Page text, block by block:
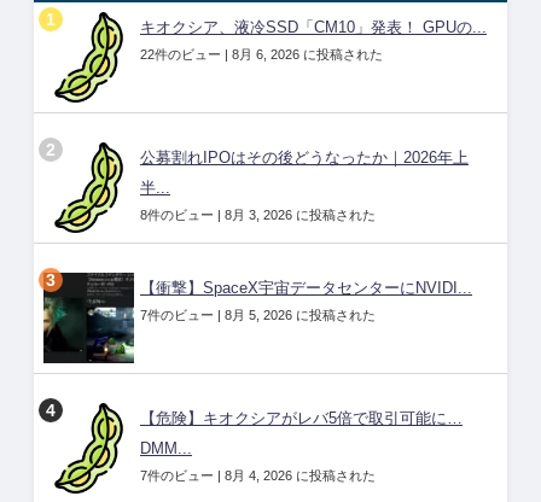
キオクシア、液冷SSD「CM10」発表！ GPUの...
22件のビュー | 8月 6, 2026 に投稿された
公募割れIPOはその後どうなったか｜2026年上
半...
8件のビュー | 8月 3, 2026 に投稿された
【衝撃】SpaceX宇宙データセンターにNVIDI...
7件のビュー | 8月 5, 2026 に投稿された
【危険】キオクシアがレバ5倍で取引可能に…
DMM...
7件のビュー | 8月 4, 2026 に投稿された